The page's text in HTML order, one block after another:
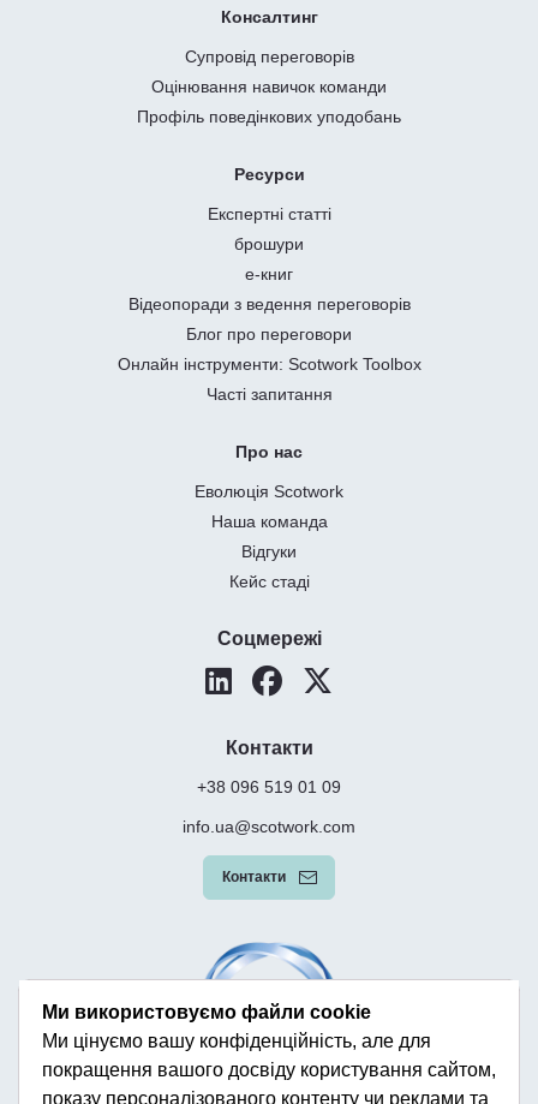
Консалтинг
Супровід переговорів
Оцінювання навичок команди
Профіль поведінкових уподобань
Ресурси
Експертні статті
брошури
е-книг
Відеопоради з ведення переговорів
Блог про переговори
Онлайн інструменти: Scotwork Toolbox
Часті запитання
Про нас
Еволюція Scotwork
Наша команда
Відгуки
Кейс стаді
Соцмережі
Контакти
+38 096 519 01 09
info.ua@scotwork.com
Контакти
Ми використовуємо файли cookie
Ми цінуємо вашу конфіденційність, але для
покращення вашого досвіду користування сайтом,
показу персоналізованого контенту чи реклами та